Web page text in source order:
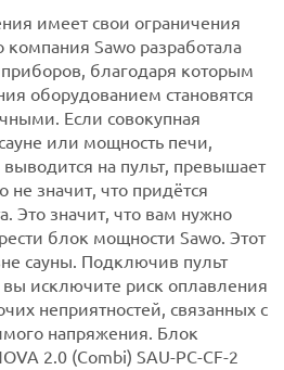
имеет свои ограничения
Sawo разработала
благодаря которым
оборудованием становятся
Если совокупная
или мощность печи,
на пульт, превышает
значит, что придётся
Это значит, что вам нужно
блок мощности Sawo. Этот
сауны. Подключив пульт
исключите риск оплавления
неприятностей, связанных с
напряжения. Блок
2.0 (Combi) SAU-PC-CF-2